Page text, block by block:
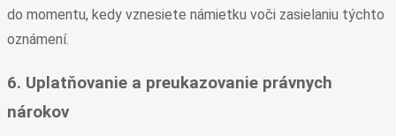
do momentu, kedy vznesiete námietku voči zasielaniu týchto
oznámení.
6. Uplatňovanie a preukazovanie právnych
nárokov